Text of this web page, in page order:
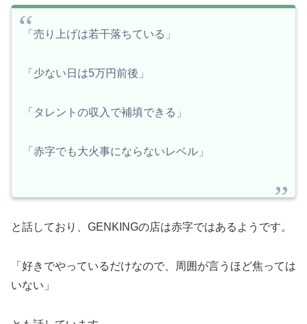
「売り上げは若干落ちている」
「少ない日は5万円前後」
「タレントの収入で補填できる」
「赤字でも大火事にならないレベル」
と話しており、GENKINGの店は赤字ではあるようです。
「好きでやっているだけなので、周囲が言うほど焦っては
いない」